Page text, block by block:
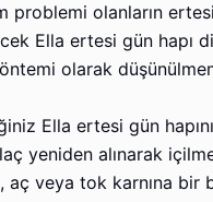
olanların
Ella ertesi gün hapı
olarak
Ella ertesi gün
yeniden alınarak
aç veya tok karnına